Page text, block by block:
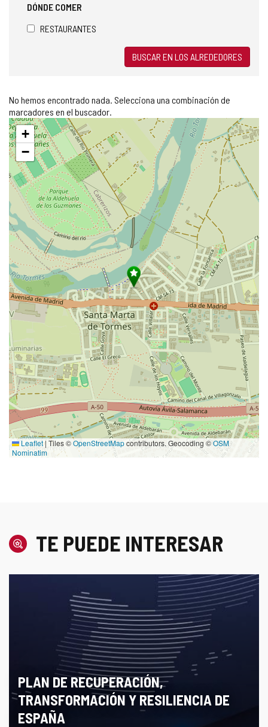
DÓNDE COMER
RESTAURANTES
BUSCAR EN LOS ALREDEDORES
No hemos encontrado nada. Selecciona una combinación de
marcadores en el buscador.
Saltar
mapa
+
−
Leaflet |Tiles ©OpenStreetMapcontributors. Geocoding ©OSM
Nominatim
TE PUEDE INTERESAR
PLAN DE RECUPERACIÓN,
TRANSFORMACIÓN Y RESILIENCIA DE
ESPAÑA